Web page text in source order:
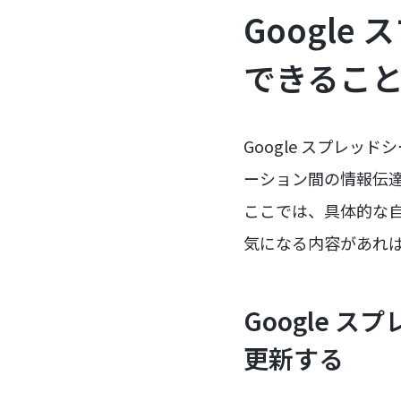
Google
できるこ
Google スプレッド
ーション間の情報伝
ここでは、具体的な
気になる内容があれ
Google スプ
更新する